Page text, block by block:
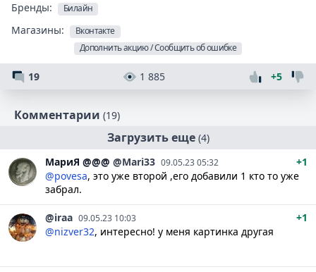
Бренды: Билайн
Магазины:
Вконтакте
Дополнить акцию / Сообщить об ошибке
19 1 885 +5
Комментарии (19)
Загрузить еще (4)
МариЯ @@@ @Mari33 09.05.23 05:32
+1
@povesa, это уже второй ,его добавили 1 кто то уже
забрал.
@iraa 09.05.23 10:03
+1
@nizver32, интересно! у меня картинка другая